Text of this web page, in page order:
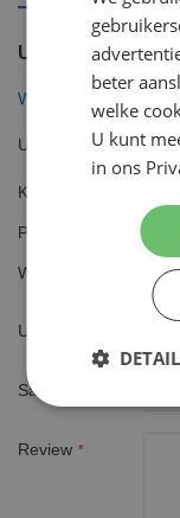
U plaatst een
Wilkinson Hydro Silk
Uw waardering
Kwaliteit
star
stars
stars
stars
stars
Prijs
star
stars
stars
stars
stars
Waarde
stars
stars
stars
stars
Uw naam
Samenvatting
Review
beter
welke
U kunt
in ons